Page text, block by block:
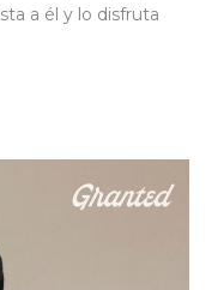
a él y lo disfruta